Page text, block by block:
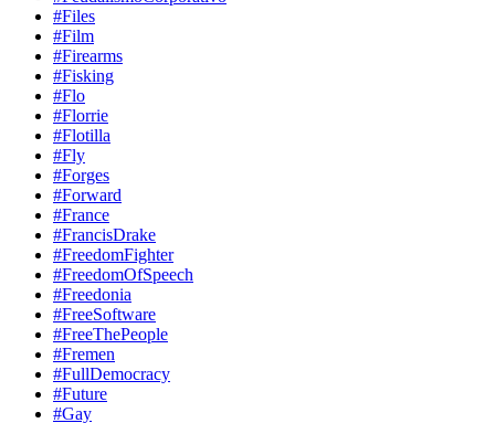
#Files
#Film
#Firearms
#Fisking
#Flo
#Florrie
#Flotilla
#Fly
#Forges
#Forward
#France
#FrancisDrake
#FreedomFighter
#FreedomOfSpeech
#Freedonia
#FreeSoftware
#FreeThePeople
#Fremen
#FullDemocracy
#Future
#Gay